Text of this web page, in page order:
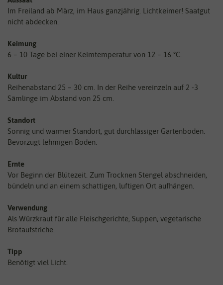
Im Freiland ab März, im Haus ganzjährig. Lichtkeimer! Saatgut
nicht abdecken.
Keimung
6 – 10 Tage bei einer Keimtemperatur von 12 – 16 °C.
Kultur
Reihenabstand 25 – 30 cm. In der Reihe vereinzeln auf 2 -3
Sämlinge im Abstand von 25 cm.
Standort
Sonnig und warmer Standort, gut durchlässiger Gartenboden.
Bevorzugt lehmigen Boden.
Ernte
Vor Beginn der Blütezeit. Zum Trocknen Stengel abschneiden,
bündeln und an einem schattigen, luftigen Ort aufhängen.
Verwendung
Als Würzkraut für alle Fleischgerichte, Suppen, vegetarische
Brotaufstriche.
Tipp
Benötigt viel Licht.